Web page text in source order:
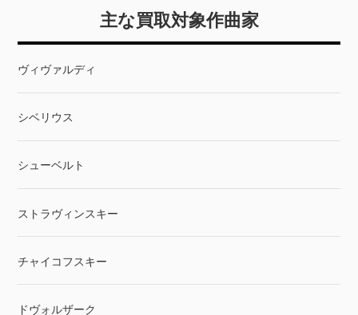
主な買取対象作曲家
ヴィヴァルディ
シベリウス
シューベルト
ストラヴィンスキー
チャイコフスキー
ドヴォルザーク